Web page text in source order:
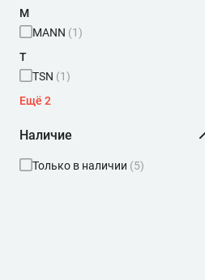
M
MANN (1)
T
TSN (1)
W
КОСТРОМСКОЙ ФИЛЬТР
Ещё 2
Наличие
Только в наличии (5)